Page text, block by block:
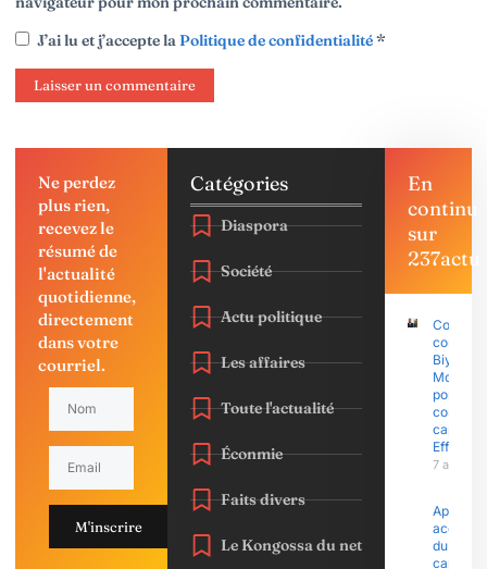
J’ai lu et j’accepte laPolitique de confidentialité*
Ne perdez
plus rien,
recevez le
résumé de
l'actualité
quotidienne,
directement
dans votre
courriel.
M'inscrire
Catégories
Diaspora
Société
Actu politique
Les affaires
Toute l'actualité
Éconmie
Faits divers
Le Kongossa du net
En
continu
sur
237actu
Coup
contre
Biya :
porte
contre le
Effoudou
7 août
Après
du